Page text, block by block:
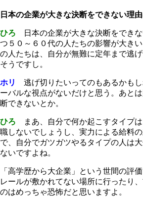
日本の企業が大きな決断をできない理由
ひろ 日本の企業が大きな決断をでき
つ５０～６０代の人たちの影響が大き
の人たちは、自分が無難に定年まで逃
そうですし。
ホリ
逃げ切りたいってのもあるかも
ーバルな視点がないだけと思う。あと
断できないとか。
ひろ まあ、自分で何か起こすタイプ
職しないでしょうし、実力による給料
で、自分でガツガツやるタイプの人は
ないですよね。
「高学歴から大企業」という世間の評
レールが敷かれてない場所に行ったり
のはめっちゃ恐怖だと思いますよ。